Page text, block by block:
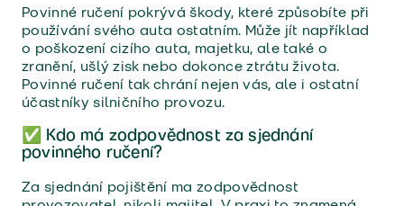
Povinné ručení pokrývá škody, které způsobíte při
používání svého auta ostatním. Může jít například
o poškození cizího auta, majetku, ale také o
zranění, ušlý zisk nebo dokonce ztrátu života.
Povinné ručení tak chrání nejen vás, ale i ostatní
účastníky silničního provozu.
✅ Kdo má zodpovědnost za sjednání
povinného ručení?
Za sjednání pojištění ma zodpovědnost